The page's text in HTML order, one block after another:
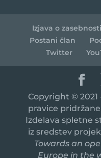
Izjava o zasebnosti
Postani član
Twitter
Copyright © 2021
pravice
Izdelava spletne
iz sredstev
Towards an
Europe in the